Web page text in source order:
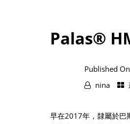
Palas®
Published
nina
早在2017年，隸屬於巴